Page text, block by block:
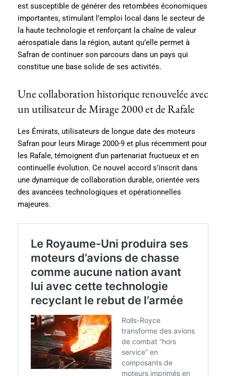
est susceptible de générer des retombées économiques
importantes, stimulant l’emploi local dans le secteur de
la haute technologie et renforçant la chaîne de valeur
aérospatiale dans la région, autant qu’elle permet à
Safran de continuer son parcours dans un pays qui
constitue une base solide de ses activités.
Une collaboration historique renouvelée avec
un utilisateur de Mirage 2000 et de Rafale
Les Émirats, utilisateurs de longue date des moteurs
Safran pour leurs Mirage 2000-9 et plus récemment pour
les Rafale, témoignent d’un partenariat fructueux et en
continuelle évolution. Ce nouvel accord s’inscrit dans
une dynamique de collaboration durable, orientée vers
des avancées technologiques et opérationnelles
majeures.